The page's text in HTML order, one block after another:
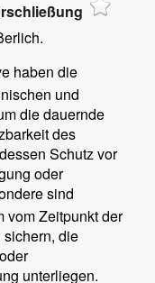
haben die
und
die dauernde
des
Schutz vor
oder
sind
vom Zeitpunkt der
die
unterliegen.